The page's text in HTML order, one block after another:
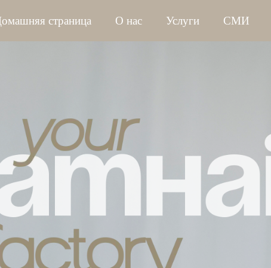
страница О нас Услуги СМИ